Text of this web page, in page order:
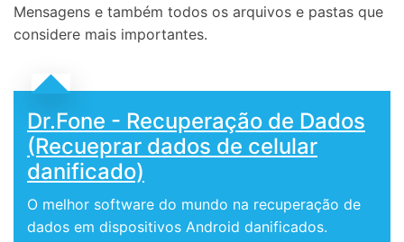
Mensagens e também todos os arquivos e pastas que
considere mais importantes.
Dr.Fone - Recuperação de Dados
(Recueprar dados de celular
danificado)
O melhor software do mundo na recuperação de
dados em dispositivos Android danificados.